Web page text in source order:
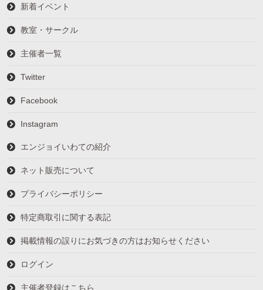
新着イベント
教室・サークル
主催者一覧
Twitter
Facebook
Instagram
エンジョイいわての紹介
ネット販売について
プライバシーポリシー
特定商取引に関する表記
掲載情報の誤りにお気づきの方はお知らせください
ログイン
主催者登録はこちら